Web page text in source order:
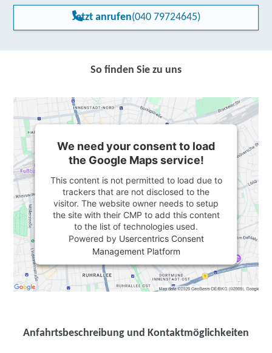
Jetzt anrufen(040 79724645)
So finden Sie zu uns
We need your consent to load
the Google Maps service!
This content is not permitted to load due to
trackers that are not disclosed to the
visitor. The website owner needs to setup
the site with their CMP to add this content
to the list of technologies used.
Powered by Usercentrics Consent
Management Platform
Anfahrtsbeschreibung und Kontaktmöglichkeiten